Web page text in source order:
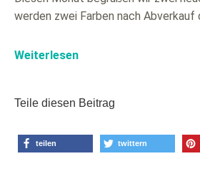
werden zwei Farben nach Abverkauf
Weiterlesen
Teile diesen Beitrag
teilen twittern